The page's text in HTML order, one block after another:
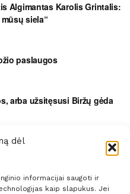
dėl
informacijai saugoti ir
kaip slapukus. Jei
Algimantas Karolis Grintalis:
siela“
paslaugos
arba užsitęsusi Biržų gėda